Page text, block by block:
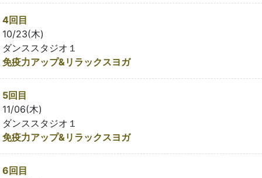
4回目
10/23(木)
ダンススタジオ１
免疫力アップ&リラックスヨガ
5回目
11/06(木)
ダンススタジオ１
免疫力アップ&リラックスヨガ
6回目